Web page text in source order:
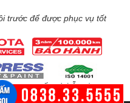
trước để được phục vụ tốt
được tư vấn và hỗ trợ)